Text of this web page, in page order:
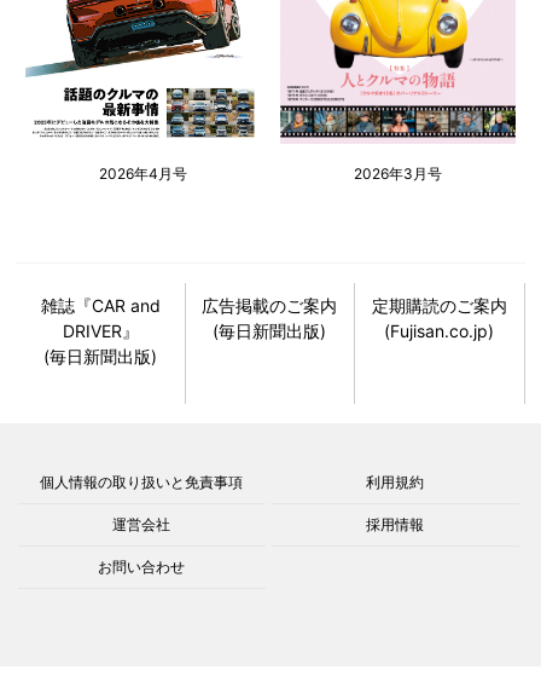
2026年4月号 2026年3月号
雑誌『CAR and
DRIVER』
(毎日新聞出版)
広告掲載のご案内
(毎日新聞出版)
定期購読のご案内
(Fujisan.co.jp)
個人情報の取り扱いと免責事項 利用規約
運営会社 採用情報
お問い合わせ